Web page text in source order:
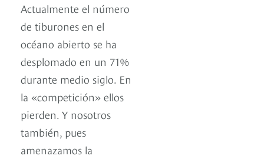
Actualmente el número
de tiburones en el
océano abierto se ha
desplomado en un 71%
durante medio siglo. En
la «competición» ellos
pierden. Y nosotros
también, pues
amenazamos la